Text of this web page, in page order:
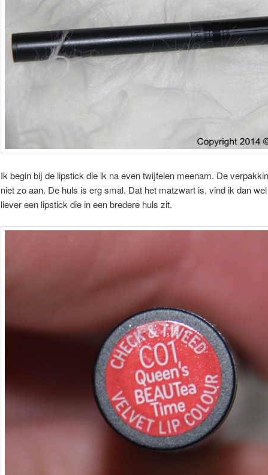
Ik begin bij de lipstick die ik na even twijfelen meenam. De
niet zo aan. De huls is erg smal. Dat het matzwart is, vind ik dan
liever een lipstick die in een bredere huls zit.